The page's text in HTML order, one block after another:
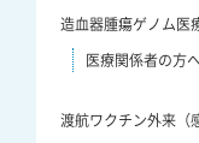
造血器腫瘍ゲノム医
医療関係者の方
渡航ワクチン外来（